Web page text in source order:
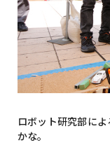
ロボット研究部に
かな。